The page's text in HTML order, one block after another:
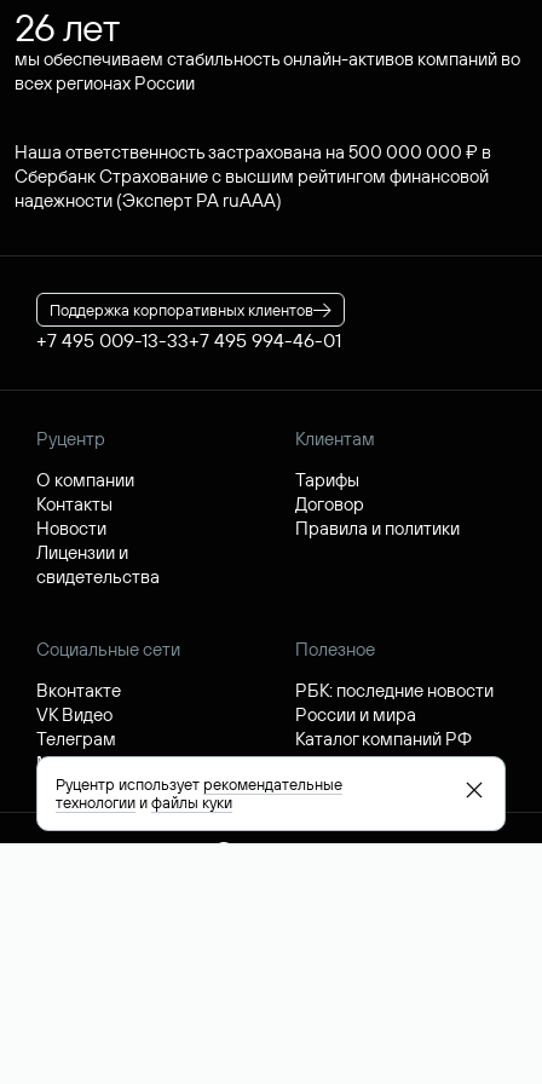
26 лет
мы обеспечиваем стабильность онлайн-активов компаний во
всех регионах России
Наша ответственность застрахована на 500 000 000 ₽ в
Сбербанк Страхование с высшим рейтингом финансовой
надежности (Эксперт РА ruAAA)
Поддержка корпоративных клиентов
+7 495 009-13-33+7 495 994-46-01
Руцентр
О компании
Контакты
Новости
Лицензии и
свидетельства
Клиентам
Тарифы
Договор
Правила и политики
Социальные сети
Вконтакте
VK Видео
Телеграм
Max
Полезное
РБК: последние новости
России и мира
Каталог компаний РФ
РБК: котировки акций
Руцентр используетрекомендательные
технологииифайлы куки